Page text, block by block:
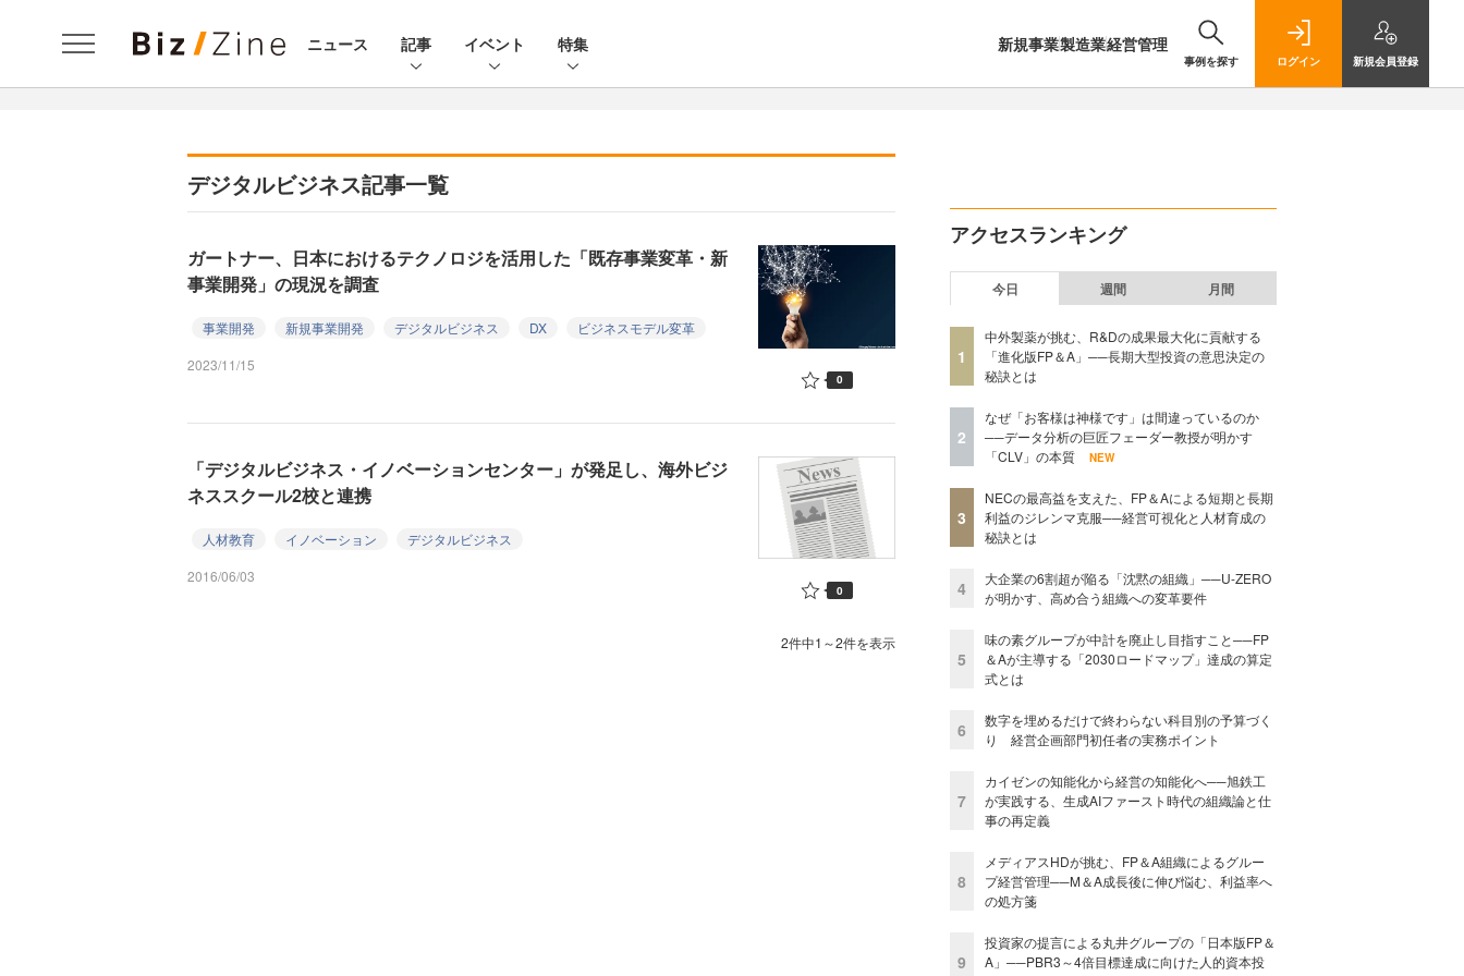
ニュース 記事 イベント 特集 新規事業製造業経営管理
事例を探す ログイン 新規会員登録
デジタルビジネス記事一覧
ガートナー、日本におけるテクノロジを活用した「既存事業変革・新
事業開発」の現況を調査
事業開発 新規事業開発 デジタルビジネス DX
ビジネスモデル変革
2023/11/15
0
「デジタルビジネス・イノベーションセンター」が発足し、海外ビジ
ネススクール2校と連携
人材教育 イノベーション
デジタルビジネス
2016/06/03
0
2件中1～2件を表示
アクセスランキング
今日 週間 月間
1
中外製薬が挑む、R&Dの成果最大化に貢献する
「進化版FP＆A」──長期大型投資の意思決定の
秘訣とは
2
なぜ「お客様は神様です」は間違っているのか
──データ分析の巨匠フェーダー教授が明かす
「CLV」の本質
NEW
3
NECの最高益を支えた、FP＆Aによる短期と長期
利益のジレンマ克服──経営可視化と人材育成の
秘訣とは
4
大企業の6割超が陥る「沈黙の組織」──U-ZERO
が明かす、高め合う組織への変革要件
5
味の素グループが中計を廃止し目指すこと──FP
＆Aが主導する「2030ロードマップ」達成の算定
式とは
6
数字を埋めるだけで終わらない科目別の予算づく
り 経営企画部門初任者の実務ポイント
7
カイゼンの知能化から経営の知能化へ──旭鉄工
が実践する、生成AIファースト時代の組織論と仕
事の再定義
8
メディアスHDが挑む、FP＆A組織によるグルー
プ経営管理──M＆A成長後に伸び悩む、利益率へ
の処方箋
9
投資家の提言による丸井グループの「日本版FP＆
A」──PBR3～4倍目標達成に向けた人的資本投